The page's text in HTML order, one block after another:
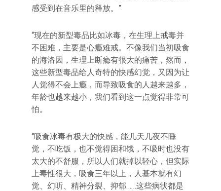
感受到在音乐里的释放。”
“现在的新型毒品比如冰毒，在生理上戒毒并
不困难，主要是心瘾难戒。不像我们当初吸食
的海洛因，生理上断瘾有很大的痛苦，然而，
这些新型毒品给人奇特的快感幻觉，又因为让
人觉得不会上瘾，而导致吸食的人越来越多，
年龄也越来越小，我们看到这一点觉得非常可
怕。
“吸食冰毒有极大的快感，能几天几夜不睡
觉，不吃饭，也不觉得困和饿，不吸时也没有
太大的不舒服，所以人们就掉以轻心，但实际
上毒性很大，吸食三年以上，人基本就有幻
觉、幻听、精神分裂、抑郁……这些病状都是